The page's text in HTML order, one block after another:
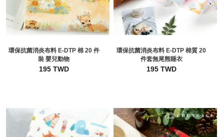
環保抗菌消炎布料 E-DTP 棉 20 件
裝 嬰兒動物
195 TWD
環保抗菌消炎布料 E-DTP 棉質 20
件套無尾熊睡衣
195 TWD